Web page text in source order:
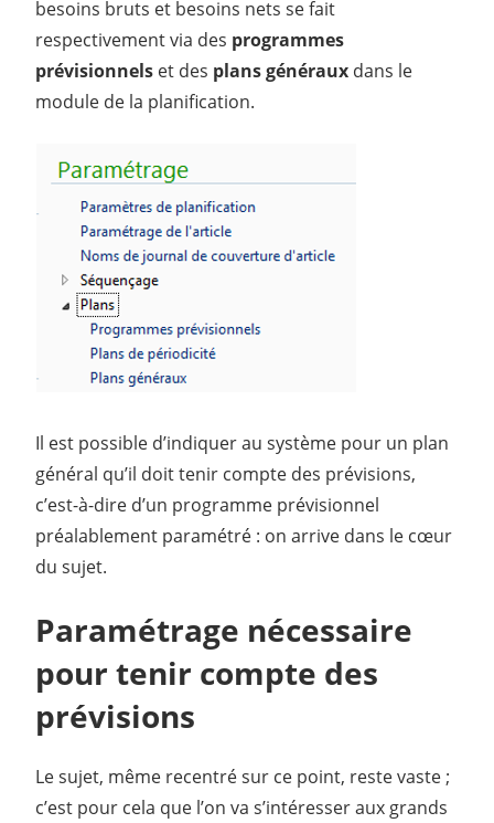
besoins bruts et besoins nets se fait
respectivement via des programmes
prévisionnels et des plans généraux dans le
module de la planification.
Il est possible d’indiquer au système pour un plan
général qu’il doit tenir compte des prévisions,
c’est-à-dire d’un programme prévisionnel
préalablement paramétré : on arrive dans le cœur
du sujet.
Paramétrage nécessaire
pour tenir compte des
prévisions
Le sujet, même recentré sur ce point, reste vaste ;
c’est pour cela que l’on va s’intéresser aux grands